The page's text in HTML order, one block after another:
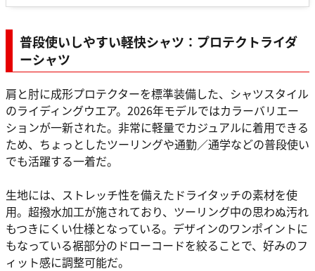
普段使いしやすい軽快シャツ：プロテクトライダ
ーシャツ
肩と肘に成形プロテクターを標準装備した、シャツスタイル
のライディングウエア。2026年モデルではカラーバリエー
ションが一新された。非常に軽量でカジュアルに着用できる
ため、ちょっとしたツーリングや通勤／通学などの普段使い
でも活躍する一着だ。
生地には、ストレッチ性を備えたドライタッチの素材を使
用。超撥水加工が施されており、ツーリング中の思わぬ汚れ
もつきにくい仕様となっている。デザインのワンポイントに
もなっている裾部分のドローコードを絞ることで、好みのフ
ィット感に調整可能だ。